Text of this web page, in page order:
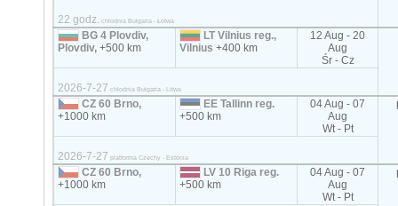
22 godz. chłodnia Bułgaria - Łotwa
BG 4 Plovdiv,
Plovdiv,+500 km
LT Vilnius reg.,
Vilnius+400 km
12 Aug - 20
Aug
Śr - Cz
2026-7-27 chłodnia Bułgaria - Litwa
CZ 60 Brno,
+1000 km
EE Tallinn reg.
+500 km
04 Aug - 07
Aug
Wt - Pt
2026-7-27 platforma Czechy - Estonia
CZ 60 Brno,
+1000 km
LV 10 Riga reg.
+500 km
04 Aug - 07
Aug
Wt - Pt